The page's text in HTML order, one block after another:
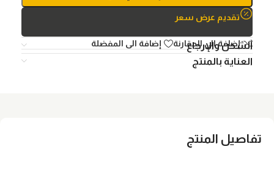
تقديم عرض سعر
إضافة الي المقارنة إضافة الى المفضلة
الشحن والإرجاع
العناية بالمنتج
تفاصيل المنتج